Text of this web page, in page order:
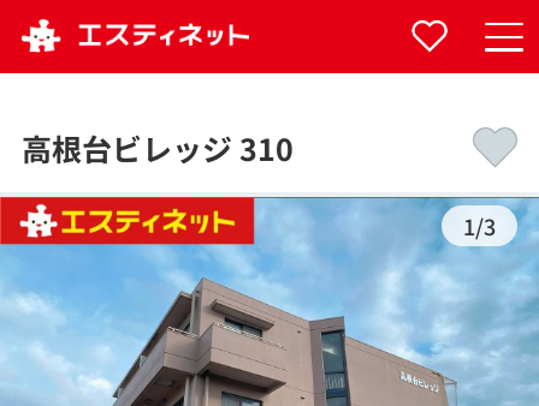
高根台ビレッジ 310
1/3